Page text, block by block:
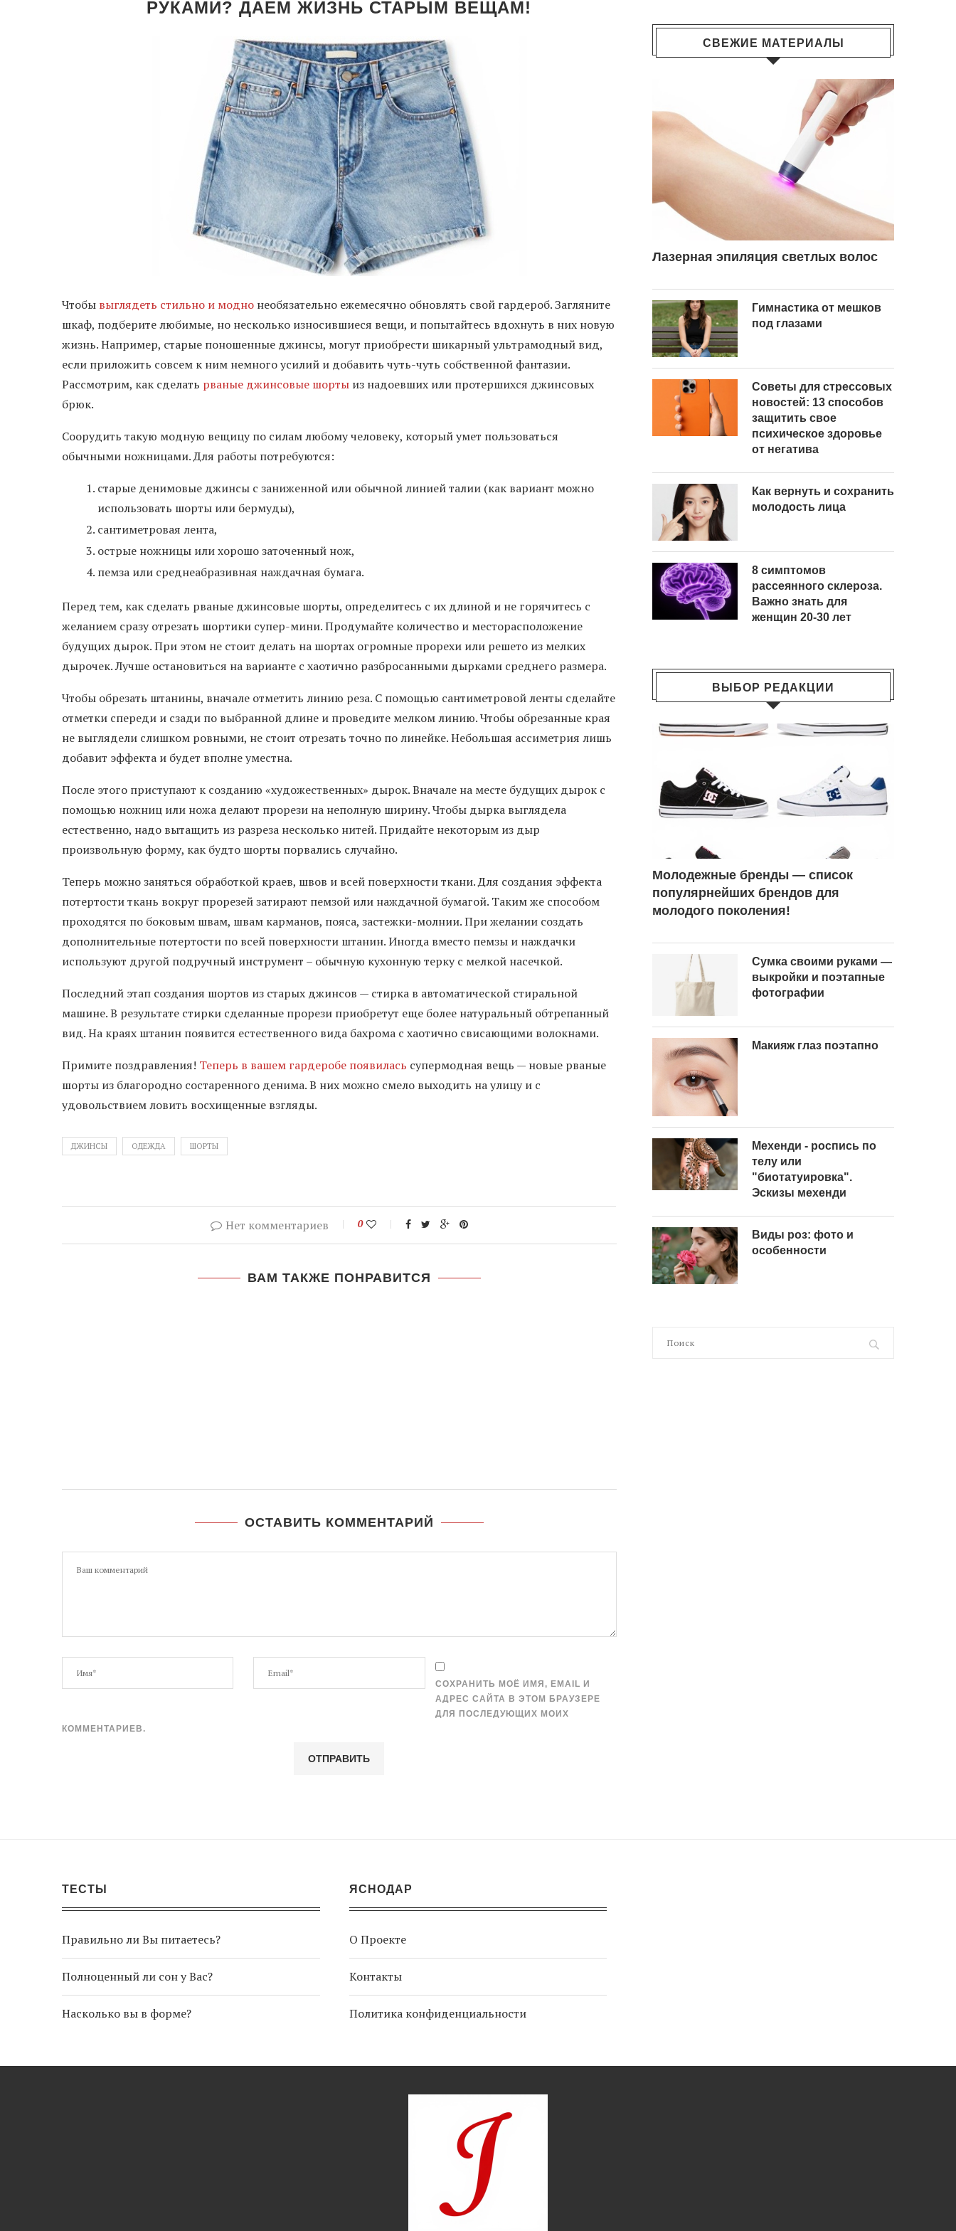
РУКАМИ? ДАЕМ ЖИЗНЬ СТАРЫМ ВЕЩАМ!
Чтобы выглядеть стильно и модно необязательно ежемесячно обновлять свой гардероб. Загляните
шкаф, подберите любимые, но несколько износившиеся вещи, и попытайтесь вдохнуть в них новую
жизнь. Например, старые поношенные джинсы, могут приобрести шикарный ультрамодный вид,
если приложить совсем к ним немного усилий и добавить чуть-чуть собственной фантазии.
Рассмотрим, как сделать рваные джинсовые шорты из надоевших или протершихся джинсовых
брюк.
Соорудить такую модную вещицу по силам любому человеку, который умет пользоваться
обычными ножницами. Для работы потребуются:
старые денимовые джинсы с заниженной или обычной линией талии (как вариант можно
использовать шорты или бермуды),
сантиметровая лента,
острые ножницы или хорошо заточенный нож,
пемза или среднеабразивная наждачная бумага.
Перед тем, как сделать рваные джинсовые шорты, определитесь с их длиной и не горячитесь с
желанием сразу отрезать шортики супер-мини. Продумайте количество и месторасположение
будущих дырок. При этом не стоит делать на шортах огромные прорехи или решето из мелких
дырочек. Лучше остановиться на варианте с хаотично разбросанными дырками среднего размера.
Чтобы обрезать штанины, вначале отметить линию реза. С помощью сантиметровой ленты сделайте
отметки спереди и сзади по выбранной длине и проведите мелком линию. Чтобы обрезанные края
не выглядели слишком ровными, не стоит отрезать точно по линейке. Небольшая ассиметрия лишь
добавит эффекта и будет вполне уместна.
После этого приступают к созданию «художественных» дырок. Вначале на месте будущих дырок с
помощью ножниц или ножа делают прорези на неполную ширину. Чтобы дырка выглядела
естественно, надо вытащить из разреза несколько нитей. Придайте некоторым из дыр
произвольную форму, как будто шорты порвались случайно.
Теперь можно заняться обработкой краев, швов и всей поверхности ткани. Для создания эффекта
потертости ткань вокруг прорезей затирают пемзой или наждачной бумагой. Таким же способом
проходятся по боковым швам, швам карманов, пояса, застежки-молнии. При желании создать
дополнительные потертости по всей поверхности штанин. Иногда вместо пемзы и наждачки
используют другой подручный инструмент – обычную кухонную терку с мелкой насечкой.
Последний этап создания шортов из старых джинсов — стирка в автоматической стиральной
машине. В результате стирки сделанные прорези приобретут еще более натуральный обтрепанный
вид. На краях штанин появится естественного вида бахрома с хаотично свисающими волокнами.
Примите поздравления! Теперь в вашем гардеробе появилась супермодная вещь — новые рваные
шорты из благородно состаренного денима. В них можно смело выходить на улицу и с
удовольствием ловить восхищенные взгляды.
ДЖИНСЫ ОДЕЖДА ШОРТЫ
Нет комментариев 0
ВАМ ТАКЖЕ ПОНРАВИТСЯ
ОСТАВИТЬ КОММЕНТАРИЙ
СОХРАНИТЬ МОЁ ИМЯ, EMAIL И
АДРЕС САЙТА В ЭТОМ БРАУЗЕРЕ
ДЛЯ ПОСЛЕДУЮЩИХ МОИХ
КОММЕНТАРИЕВ.
СВЕЖИЕ МАТЕРИАЛЫ
Лазерная эпиляция светлых волос
Гимнастика от мешков
под глазами
Советы для стрессовых
новостей: 13 способов
защитить свое
психическое здоровье
от негатива
Как вернуть и сохранить
молодость лица
8 симптомов
рассеянного склероза.
Важно знать для
женщин 20-30 лет
ВЫБОР РЕДАКЦИИ
Молодежные бренды — список
популярнейших брендов для
молодого поколения!
Сумка своими руками —
выкройки и поэтапные
фотографии
Макияж глаз поэтапно
Мехенди - роспись по
телу или
"биотатуировка".
Эскизы мехенди
Виды роз: фото и
особенности
ТЕСТЫ
Правильно ли Вы питаетесь?
Полноценный ли сон у Вас?
Насколько вы в форме?
ЯСНОДАР
О Проекте
Контакты
Политика конфиденциальности